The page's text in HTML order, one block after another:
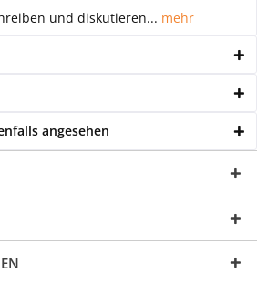
und diskutieren... mehr
angesehen